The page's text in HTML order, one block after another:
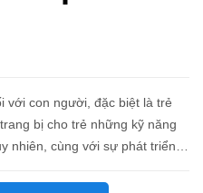
với con người, đặc biệt là trẻ
bị cho trẻ những kỹ năng
nhiên, cùng với sự phát triển